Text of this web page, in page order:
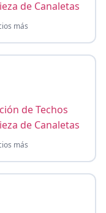
de Canaletas
más
de Techos
de Canaletas
más